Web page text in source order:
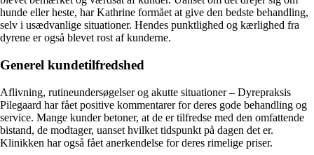
hunde eller heste, har Kathrine formået at give den bedste behandling,
selv i usædvanlige situationer. Hendes punktlighed og kærlighed fra
dyrene er også blevet rost af kunderne.
Generel kundetilfredshed
Aflivning, rutineundersøgelser og akutte situationer – Dyrepraksis
Pilegaard har fået positive kommentarer for deres gode behandling og
service. Mange kunder betoner, at de er tilfredse med den omfattende
bistand, de modtager, uanset hvilket tidspunkt på dagen det er.
Klinikken har også fået anerkendelse for deres rimelige priser.